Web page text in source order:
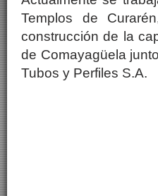
Templos de
construcción de la
de Comayagüela
Tubos y Perfiles S.A.